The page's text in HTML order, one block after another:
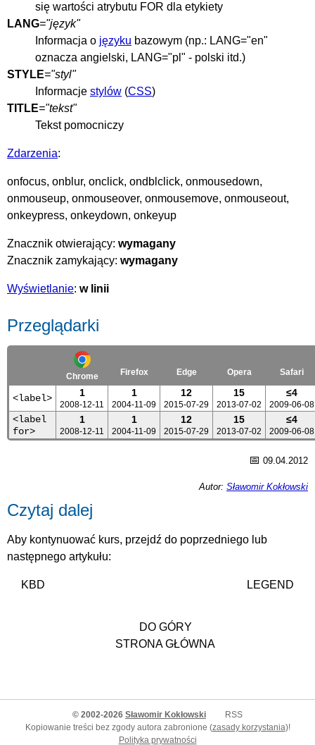
się wartości atrybutu FOR dla etykiety
LANG="język"
Informacja o języku bazowym (np.: LANG="en"
oznacza angielski, LANG="pl" - polski itd.)
STYLE="styl"
Informacje stylów (CSS)
TITLE="tekst"
Tekst pomocniczy
Zdarzenia:
onfocus, onblur, onclick, ondblclick, onmousedown,
onmouseup, onmouseover, onmousemove, onmouseout,
onkeypress, onkeydown, onkeyup
Znacznik otwierający: wymagany
Znacznik zamykający: wymagany
Wyświetlanie: w linii
Przeglądarki
Chrome Firefox Edge Opera Safari
<label> 1
2008-12-11
1
2004-11-09
12
2015-07-29
15
2013-07-02
≤4
2009-06-08
<label
for>
1
2008-12-11
1
2004-11-09
12
2015-07-29
15
2013-07-02
≤4
2009-06-08
📅 09.04.2012
Autor: Sławomir Kokłowski
Czytaj dalej
Aby kontynuować kurs, przejdź do poprzedniego lub
następnego artykułu:
KBD LEGEND
DO GÓRY
STRONA GŁÓWNA
© 2002-2026 Sławomir Kokłowski
RSS
Kopiowanie treści bez zgody autora zabronione (zasady korzystania)!
Polityka prywatności